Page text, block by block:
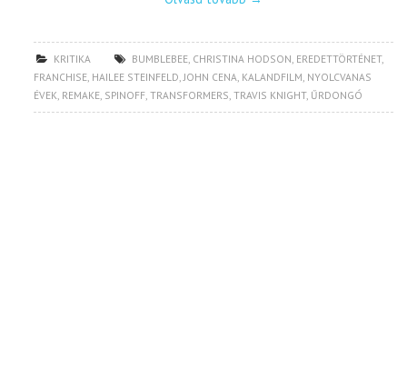
KRITIKA BUMBLEBEE, CHRISTINA HODSON, EREDETTÖRTÉNET,
FRANCHISE, HAILEE STEINFELD,JOHN CENA, KALANDFILM, NYOLCVANAS
ÉVEK, REMAKE, SPINOFF,TRANSFORMERS,TRAVIS KNIGHT, ŰRDONGÓ